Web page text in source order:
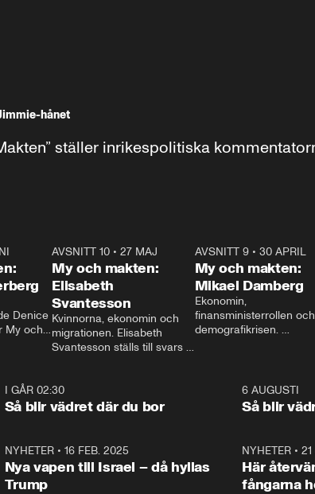
hånet
ställer inrikespolitiska
23:40
Denice
My och
AVSNITT 10 •27 MAJ
My och makten:
Elisabeth
Svantesson
Kvinnorna, ekonomin och
migrationen. Elisabeth
Svantesson ställs till svars
AVSNITT 9• 30 APRIL
My och makten:
Mikael Damberg
Ekonomin,
finansministerrollen och
demografikrisen.
och Makten.
1:06
I GÅR 02:30
Så blir vädret där du bor
6 AUGUSTI
Så blir
NYHETER• 16 FEB. 2025
Nya vapen till Israel – då hyllas
Trump
NYHETER •
Här
fångarna